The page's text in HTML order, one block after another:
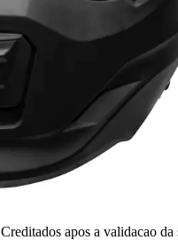
Creditados apos a validacao da